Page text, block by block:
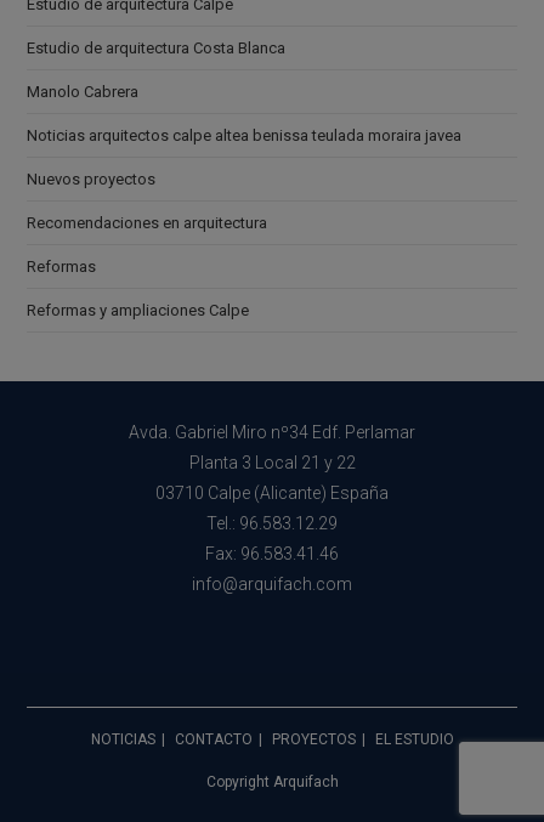
Estudio de arquitectura Calpe
Estudio de arquitectura Costa Blanca
Manolo Cabrera
Noticias arquitectos calpe altea benissa teulada moraira javea
Nuevos proyectos
Recomendaciones en arquitectura
Reformas
Reformas y ampliaciones Calpe
Avda. Gabriel Miro nº34 Edf. Perlamar
Planta 3 Local 21 y 22
03710 Calpe (Alicante) España
Tel.: 96.583.12.29
Fax: 96.583.41.46
info@arquifach.com
NOTICIAS CONTACTO PROYECTOS EL ESTUDIO
Copyright Arquifach